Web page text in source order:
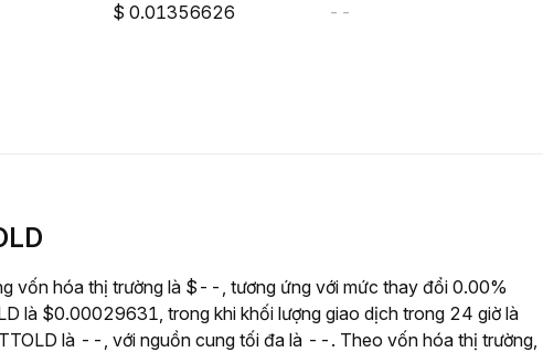
0.01356626 --
vốn hóa thị trường là $--, tương ứng với mức thay đổi 0.00%
là $0.00029631, trong khi khối lượng giao dịch trong 24 giờ là
là --, với nguồn cung tối đa là --. Theo vốn hóa thị trường,